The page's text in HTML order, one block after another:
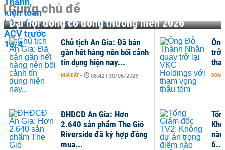
Cùng chủ đề
Đại hội đồng cổ đông thường niên 2026
6...
Chủ tịch An Gia: Đã bán
gần hết hàng nên bối cảnh
tín dụng hiện nay...
NHÀ ĐẤT - 08:42 | 30/06/2026
ĐHĐCĐ An Gia: Hơn
2.640 sản phẩm The Gió
Riverside đã ký hợp đồng
mua...
trở